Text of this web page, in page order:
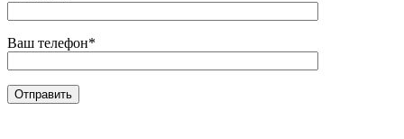
Ваш телефон*